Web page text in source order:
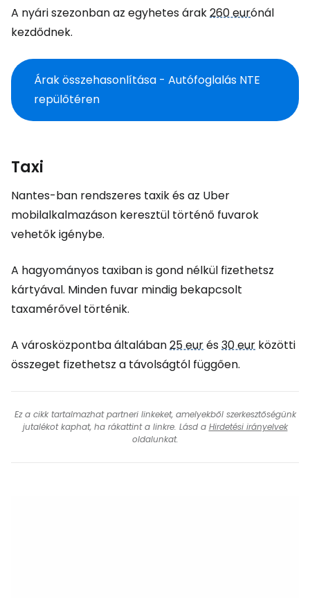
A nyári szezonban az egyhetes árak260 eurónál
kezdődnek.
Árak összehasonlítása - Autófoglalás NTE
repülőtéren
Taxi
Nantes-ban rendszeres taxik és az Uber
mobilalkalmazáson keresztül történő fuvarok
vehetők igénybe.
A hagyományos taxiban is gond nélkül fizethetsz
kártyával. Minden fuvar mindig bekapcsolt
taxamérővel történik.
A városközpontba általában25 eurés30 eur közötti
összeget fizethetsz a távolságtól függően.
Ez a cikk tartalmazhat partneri linkeket, amelyekből szerkesztőségünk
jutalékot kaphat, ha rákattint a linkre. Lásd a Hirdetési irányelvek
oldalunkat.